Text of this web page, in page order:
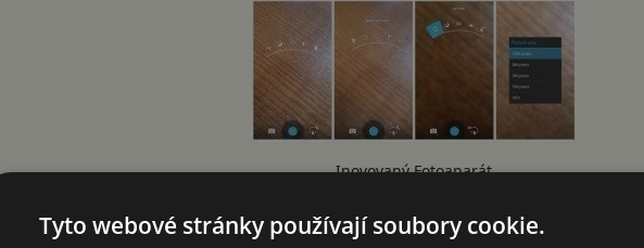
Inovovaný Fotoaparát
novinek vypadá zatím následovně:
Tyto webové stránky používají soubory cookie.